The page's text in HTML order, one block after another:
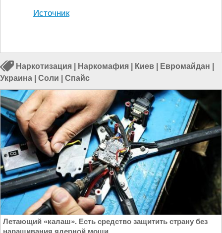
Источник
Наркотизация Наркомафия Киев Евромайдан
Украина
Соли Спайс
Летающий «калаш». Есть средство защитить страну без